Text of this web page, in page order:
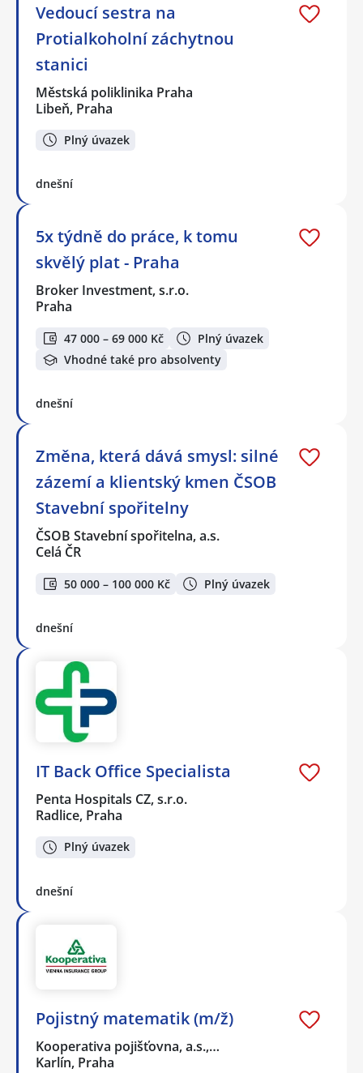
Vedoucí sestra na
Protialkoholní záchytnou
stanici
Městská poliklinika Praha
Libeň, Praha
Plný úvazek
dnešní
5x týdně do práce, k tomu
skvělý plat - Praha
Broker Investment, s.r.o.
Praha
47 000 – 69 000 Kč
Plný úvazek
Vhodné také pro absolventy
dnešní
Změna, která dává smysl: silné
zázemí a klientský kmen ČSOB
Stavební spořitelny
ČSOB Stavební spořitelna, a.s.
Celá ČR
50 000 – 100 000 Kč Plný úvazek
dnešní
IT Back Office Specialista
Penta Hospitals CZ, s.r.o.
Radlice, Praha
Plný úvazek
dnešní
Pojistný matematik (m/ž)
Kooperativa pojišťovna, a.s.,…
Karlín, Praha